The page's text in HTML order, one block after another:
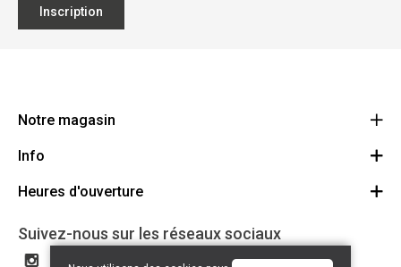
Inscription
Notre magasin
Ecoflora
1500 Halle
32(0)2.361.77.61
BE 0886.319.484
Info
Offres d'emploi
Partenaires
Heures d'ouverture
Lundi: Fermé
Mardi: 09:00 - 17:00
Suivez-nous sur les réseaux sociaux